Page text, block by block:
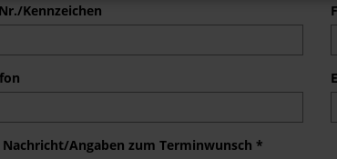
Kennzeichen
Angaben zum Terminwunsch *